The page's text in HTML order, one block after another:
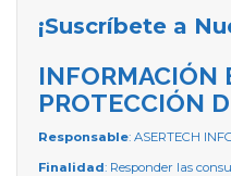
¡Suscríbete a
INFORMACIÓN
PROTECCIÓN
Responsable: ASERTECH
Finalidad: Responder las